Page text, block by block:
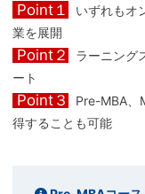
Point１
いずれもオ
業を展開
Point２
ラーニング
ート
Point３
Pre-MBA、
得することも可能